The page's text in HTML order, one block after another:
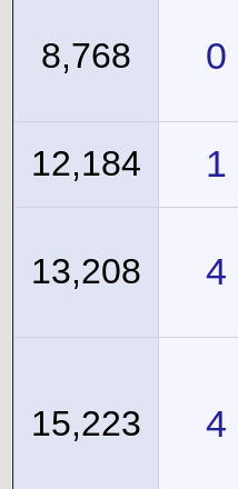
0
8,768
1
12,184
4
13,208
4
15,223